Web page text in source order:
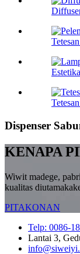
Dispenser
KENAPA
Wiwit madege,
kualitas
PITAKONAN
Telp: 0086-
Lantai 3,